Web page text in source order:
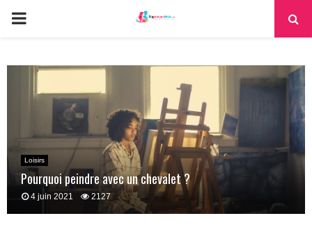
PRIMARY
Loisirs
Pourquoi peindre avec un chevalet ?
4 juin 2021 2127